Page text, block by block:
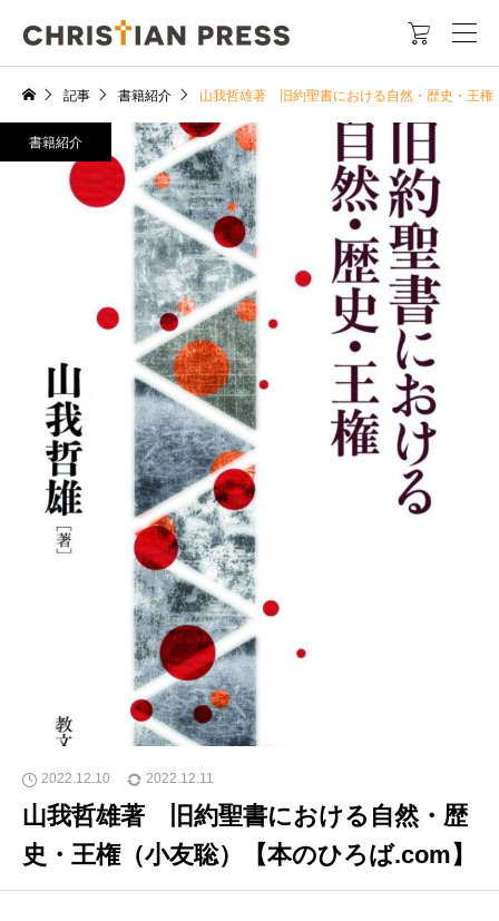

記事 書籍紹介 山我哲雄著 旧約聖書における自然・歴史・王権
書籍紹介
2022.12.10 2022.12.11
山我哲雄著 旧約聖書における自然・歴
史・王権（小友聡）【本のひろば.com】